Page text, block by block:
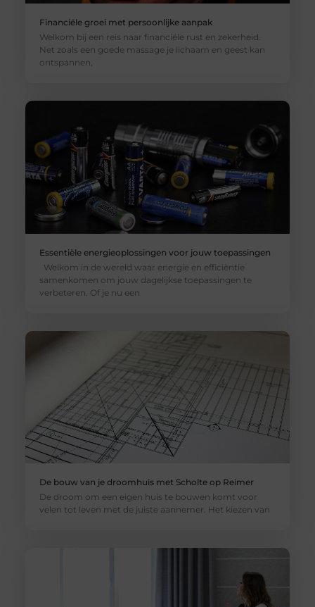
Financiële groei met persoonlijke aanpak
Welkom bij een reis naar financiële rust en zekerheid.
Net zoals een goede massage je lichaam en geest kan
ontspannen,
Essentiële energieoplossingen voor jouw toepassingen
Welkom in de wereld waar energie en efficiëntie
samenkomen om jouw dagelijkse toepassingen te
verbeteren. Of je nu een
De bouw van je droomhuis met Scholte op Reimer
De droom om een eigen huis te bouwen komt voor
velen tot leven met de juiste aannemer. Het kiezen van